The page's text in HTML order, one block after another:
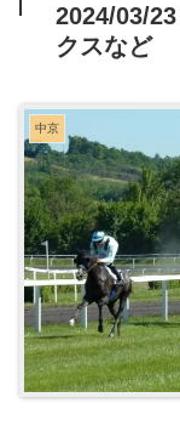
2024/03/
クスなど
中京